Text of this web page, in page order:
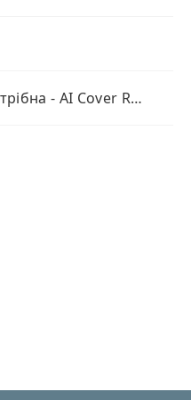
І лиш вона мені потрібна - AI Cover Remix